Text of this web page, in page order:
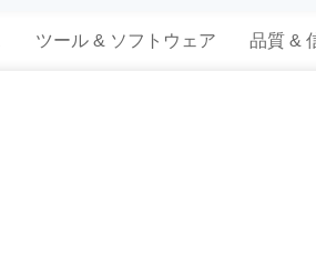
ツール & ソフトウェア 品質 &